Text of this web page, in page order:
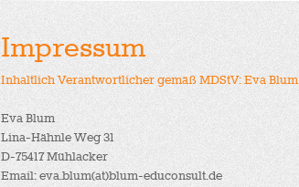
Impressum
Inhaltlich Verantwortlicher gemäß MDStV: Eva Blum
Eva Blum
Lina-Hähnle Weg 31
D-75417 Mühlacker
Email: eva.blum(at)blum-educonsult.de